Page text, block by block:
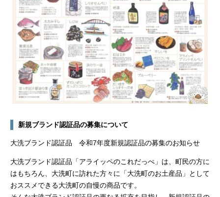
新規ブランド認証品の募集について
大洗ブランド認証品 令和7年度新規認証品の募集のお知らせ
大洗ブランド認証品「アライッペのこれだっぺ」は、町民の方に
はもちろん、大洗町に訪れた方々に「大洗町のお土産品」として
おススメできる大洗町の自慢の商品です。